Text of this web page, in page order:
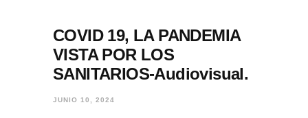
COVID 19, LA PANDEMIA
VISTA POR LOS
SANITARIOS-Audiovisual.
JUNIO 10, 2024